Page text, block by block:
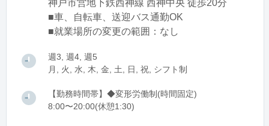
神戸市営地下鉄西神線 西神中央 徒歩20分
■車、自転車、送迎バス通勤OK
■就業場所の変更の範囲：なし
週3, 週4, 週5
月, 火, 水, 木, 金, 土, 日, 祝, シフト制
【勤務時間帯】◆変形労働制(時間固定)
8:00〜20:00(休憩1:30)